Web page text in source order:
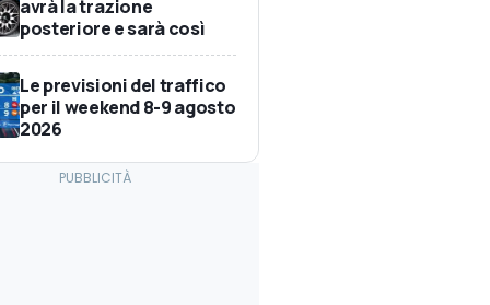
avrà la trazione
posteriore e sarà così
Le previsioni del traffico
per il weekend 8-9 agosto
2026